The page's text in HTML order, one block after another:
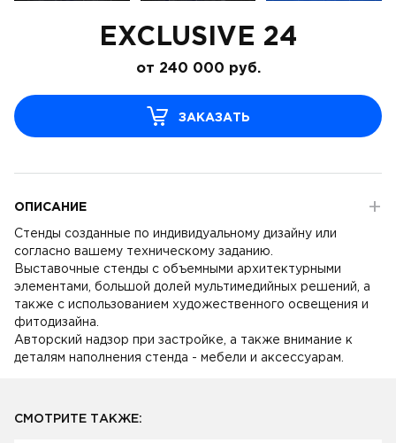
EXCLUSIVE 24
от 240 000 руб.
ЗАКАЗАТЬ
ОПИСАНИЕ
Стенды созданные по индивидуальному дизайну или
согласно вашему техническому заданию.
Выставочные стенды с объемными архитектурными
элементами, большой долей мультимедийных решений, а
также с использованием художественного освещения и
фитодизайна.
Авторский надзор при застройке, а также внимание к
деталям наполнения стенда - мебели и аксессуарам.
СМОТРИТЕ ТАКЖЕ: